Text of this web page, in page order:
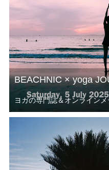
BEACHNIC × yoga
ヨガの専門誌＆オンライン